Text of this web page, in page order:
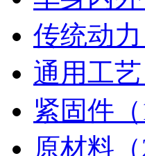
传统动力
通用工艺
紧固件（
原材料（